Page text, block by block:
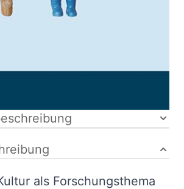
ISBN: 978-3-
Daten
als Forschungsthema